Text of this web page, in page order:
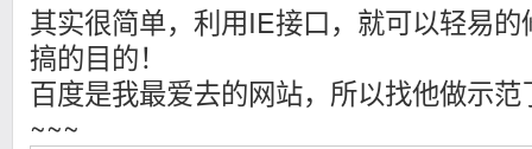
其实很简单，利用IE接口，就可以轻易
搞的目的！
百度是我最爱去的网站，所以找他做示
~~~